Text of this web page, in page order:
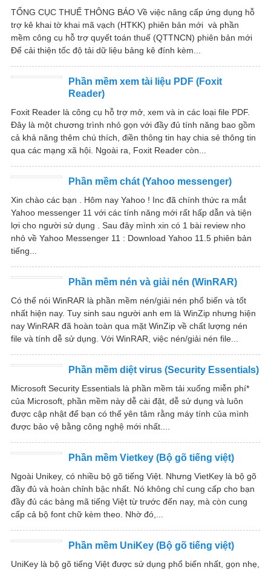
TỔNG CỤC THUẾ THÔNG BÁO Về việc nâng cấp ứng dụng hỗ
trợ kê khai tờ khai mã vạch (HTKK) phiên bản mới và phần
mềm công cụ hỗ trợ quyết toán thuế (QTTNCN) phiên bản mới
Để cải thiện tốc độ tải dữ liệu bảng kê đính kèm...
Phần mềm xem tài liệu PDF (Foxit
Reader)
Foxit Reader là công cụ hỗ trợ mở, xem và in các loại file PDF.
Đây là một chương trình nhỏ gọn với đầy đủ tính năng bao gồm
cả khả năng thêm chú thích, điền thông tin hay chia sẻ thông tin
qua các mạng xã hội. Ngoài ra, Foxit Reader còn...
Phần mềm chát (Yahoo messenger)
Xin chào các bạn . Hôm nay Yahoo ! Inc đã chính thức ra mắt
Yahoo messenger 11 với các tính năng mới rất hấp dẫn và tiện
lợi cho người sử dụng . Sau đây mình xin có 1 bài review nho
nhỏ về Yahoo Messenger 11 : Download Yahoo 11.5 phiên bản
tiếng...
Phần mềm nén và giải nén (WinRAR)
Có thể nói WinRAR là phần mềm nén/giải nén phổ biến và tốt
nhất hiện nay. Tuy sinh sau người anh em là WinZip nhưng hiện
nay WinRAR đã hoàn toàn qua mặt WinZip về chất lượng nén
file và tính dễ sử dụng. Với WinRAR, việc nén/giải nén file...
Phần mềm diệt virus (Security Essentials)
Microsoft Security Essentials là phần mềm tải xuống miễn phí*
của Microsoft, phần mềm này dễ cài đặt, dễ sử dụng và luôn
được cập nhật để bạn có thể yên tâm rằng máy tính của mình
được bảo vệ bằng công nghệ mới nhất....
Phần mềm Vietkey (Bộ gõ tiếng việt)
Ngoài Unikey, có nhiều bộ gõ tiếng Việt. Nhưng VietKey là bộ gõ
đầy đủ và hoàn chỉnh bậc nhất. Nó không chỉ cung cấp cho bạn
đầy đủ các bảng mã tiếng Việt từ trước đến nay, mà còn cung
cấp cả bộ font chữ kèm theo. Nhờ đó,...
Phần mềm UniKey (Bộ gõ tiếng việt)
UniKey là bộ gõ tiếng Việt được sử dụng phổ biến nhất, gọn nhẹ,